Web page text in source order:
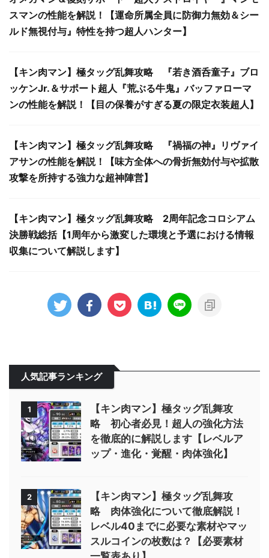
スマンの性能を解説！【運命所属全員に防御力無効＆シー
ルド無視付与』特性を持つ超人ハンター】
【キン肉マン】極タッグ乱舞攻略 『若き酒呑童子』ブロ
ッケンJr.＆サポート超人『荒ぶる牛鬼』バッファローマ
ンの性能を解説！【目の保養がすぎる夏の限定衣装超人】
【キン肉マン】極タッグ乱舞攻略 『禍福の神』リヴァイ
アサンの性能を解説！【味方全体への骨折無効付与や拡散
攻撃を所持する強力な超神陣営】
【キン肉マン】極タッグ乱舞攻略 2周年記念コロシアム
決勝戦総括【1周年から激変した環境と予選における情報
収集について解説します】
人気記事ランキング
1
【キン肉マン】極タッグ乱舞攻
略 初心者必見！超人の強化方法
を徹底的に解説します【レベルア
ップ・進化・覚醒・肉体強化】
2
【キン肉マン】極タッグ乱舞攻
略 肉体強化について徹底解説！
レベル40までに必要な素材やマッ
スルコインの枚数は？【必要素材